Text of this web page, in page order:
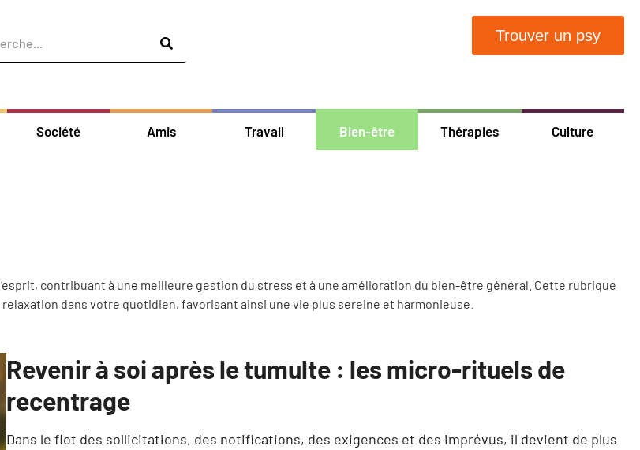
Trouver un psy
Société Amis Travail Bien-être Thérapies Culture
contribuant à une meilleure gestion du stress et à une amélioration du bien-être général. Cette rubrique
dans votre quotidien, favorisant ainsi une vie plus sereine et harmonieuse.
Revenir à soi après le tumulte : les micro-rituels de
recentrage
Dans le flot des sollicitations, des notifications, des exigences et des imprévus, il devient de plus